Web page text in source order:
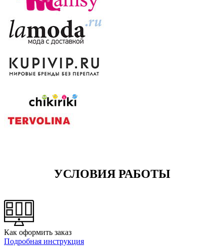
УСЛОВИЯ РАБОТЫ
Как оформить заказ
Подробная инструкция